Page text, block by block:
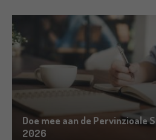
Doe mee aan de Pervinzioale
2026